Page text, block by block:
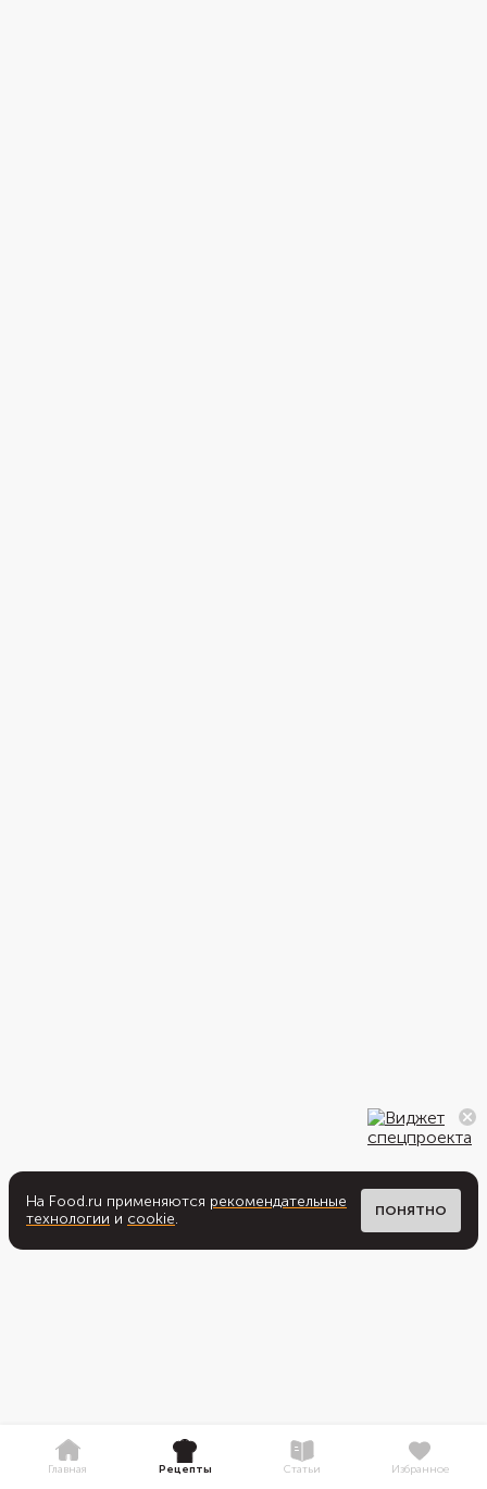
На Food.ru применяются рекомендательные
технологии и cookie. ПОНЯТНО
Главная Рецепты Статьи Избранное